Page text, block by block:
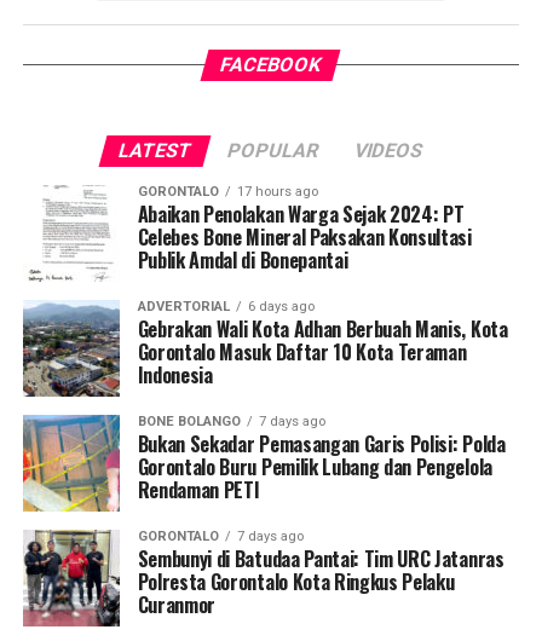
dan menekan angka kematian ibu serta anak secara
ProgramBUMIL TANGGUHdirancang untuk
dibekali keterampilan mengidentifikasi tanda bahaya
kehamilan, memberikan pertolongan pertama maternal,
serta mengoordinasikan mekanisme rujukan cepat (
track referral
).
Koordinator Desa KKN Profesi Kesehatan UNG Desa
Hutadaa menekankan pentingnya posisi strategis kader
yang bersinggungan langsung dengan masyarakat
harian.
“Kader adalah pihak terdekat dengan ibu hamil dan
keluarganya. Melalui program ini, kami ingin
memastikan kader di Desa Hutadaa memiliki
kegawatdaruratan kehamilan, terutama di tengah situasi
krisis bencana, serta mampu berkoordinasi secara efektif
dengan tenaga kesehatan,” jelasnya.
FACEBOOK
LATEST POPULAR VIDEOS
GORONTALO 17 hours ago
Abaikan Penolakan Warga Sejak 2024: PT
Celebes Bone Mineral Paksakan Konsultasi
Publik Amdal di Bonepantai
ADVERTORIAL 6 days ago
Gebrakan Wali Kota Adhan Berbuah Manis, Kota
Gorontalo Masuk Daftar 10 Kota Teraman
Indonesia
BONE BOLANGO 7 days ago
Bukan Sekadar Pemasangan Garis Polisi: Polda
Gorontalo Buru Pemilik Lubang dan Pengelola
Rendaman PETI
GORONTALO 7 days ago
Sembunyi di Batudaa Pantai: Tim URC Jatanras
Polresta Gorontalo Kota Ringkus Pelaku
Curanmor